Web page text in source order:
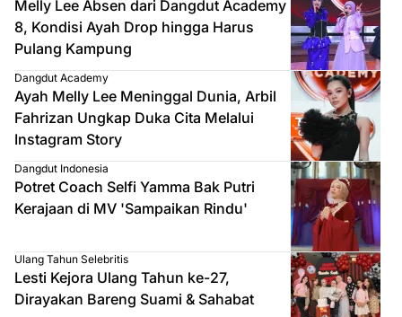
Melly Lee Absen dari Dangdut Academy
8, Kondisi Ayah Drop hingga Harus
Pulang Kampung
Dangdut Academy
Ayah Melly Lee Meninggal Dunia, Arbil
Fahrizan Ungkap Duka Cita Melalui
Instagram Story
Dangdut Indonesia
Potret Coach Selfi Yamma Bak Putri
Kerajaan di MV 'Sampaikan Rindu'
Ulang Tahun Selebritis
Lesti Kejora Ulang Tahun ke-27,
Dirayakan Bareng Suami & Sahabat